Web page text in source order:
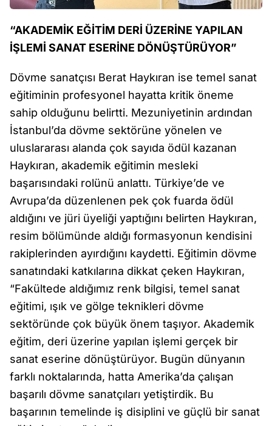
“AKADEMİK EĞİTİM DERİ ÜZERİNE YAPILAN
İŞLEMİ SANAT ESERİNE DÖNÜŞTÜRÜYOR”
Dövme sanatçısı Berat Haykıran ise temel sanat
eğitiminin profesyonel hayatta kritik öneme
sahip olduğunu belirtti. Mezuniyetinin ardından
İstanbul’da dövme sektörüne yönelen ve
uluslararası alanda çok sayıda ödül kazanan
Haykıran, akademik eğitimin mesleki
başarısındaki rolünü anlattı. Türkiye’de ve
Avrupa’da düzenlenen pek çok fuarda ödül
aldığını ve jüri üyeliği yaptığını belirten Haykıran,
resim bölümünde aldığı formasyonun kendisini
rakiplerinden ayırdığını kaydetti. Eğitimin dövme
sanatındaki katkılarına dikkat çeken Haykıran,
“Fakültede aldığımız renk bilgisi, temel sanat
eğitimi, ışık ve gölge teknikleri dövme
sektöründe çok büyük önem taşıyor. Akademik
eğitim, deri üzerine yapılan işlemi gerçek bir
sanat eserine dönüştürüyor. Bugün dünyanın
farklı noktalarında, hatta Amerika’da çalışan
başarılı dövme sanatçıları yetiştirdik. Bu
başarının temelinde iş disiplini ve güçlü bir sanat